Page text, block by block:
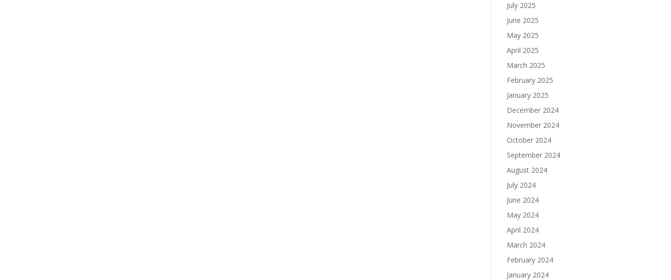
July 2025
June 2025
May 2025
April 2025
March 2025
February 2025
January 2025
December 2024
November 2024
October 2024
September 2024
August 2024
July 2024
June 2024
May 2024
April 2024
March 2024
February 2024
January 2024